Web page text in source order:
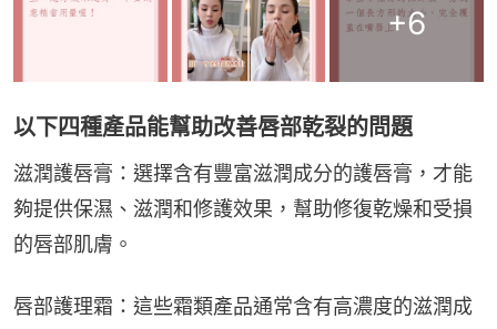
+6
以下四種產品能幫助改善唇部乾裂的問題
滋潤護唇膏：選擇含有豐富滋潤成分的護唇膏，才能
夠提供保濕、滋潤和修護效果，幫助修復乾燥和受損
的唇部肌膚。
唇部護理霜：這些霜類產品通常含有高濃度的滋潤成